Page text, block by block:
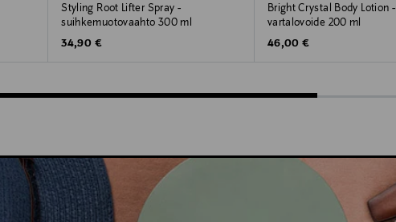
Styling Root Lifter Spray -
suihkemuotovaahto 300 ml
Original Price
34,90 €
Bright Crystal Body Lotion -
vartalovoide 200 ml
Original Price
46,00 €